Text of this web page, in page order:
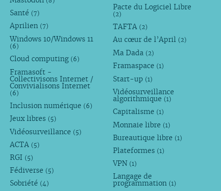
Santé (7)
Aprilien (7)
Windows 10/Windows 11
(6)
Cloud computing (6)
Framasoft -
Collectivisons Internet /
Convivialisons Internet
(6)
Inclusion numérique (6)
Jeux libres (5)
Vidéosurveillance (5)
ACTA (5)
RGI (5)
Fédiverse (5)
Sobriété (4)
Pacte du Logiciel Libre
(2)
TAFTA (2)
Au cœur de l’April (2)
Ma Dada (2)
Framaspace (1)
Start-up (1)
Vidéosurveillance
algorithmique (1)
Capitalisme (1)
Monnaie libre (1)
Bureautique libre (1)
Plateformes (1)
VPN (1)
Langage de
programmation (1)